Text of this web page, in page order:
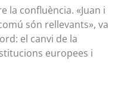
la confluència. «Juan i
són rellevants», va
el canvi de la
europees i